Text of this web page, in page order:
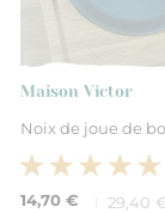
Maison Victor
Noix de joue de
14,70 € 29,40